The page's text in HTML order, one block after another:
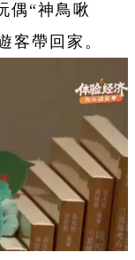
偶“神鳥啾
客帶回家。